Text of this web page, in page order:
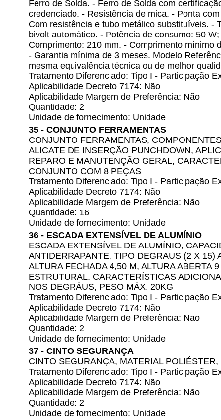
Ferro de Solda. - Ferro de Solda com
credenciado. - Resistência de mica. - Ponta
Com resistência e tubo metálico substituíveis. -
bivolt automático. - Potência de consumo: 50
Comprimento: 210 mm. - Comprimento mínimo
- Garantia mínima de 3 meses. Modelo
mesma equivalência técnica ou de melhor
Tratamento Diferenciado: Tipo I - Participação
Aplicabilidade Decreto 7174: Não
Aplicabilidade Margem de Preferência: Não
Quantidade: 2
Unidade de fornecimento: Unidade
35 - CONJUNTO FERRAMENTAS
CONJUNTO FERRAMENTAS,
ALICATE DE INSERÇÃO PUNCHDOWN,
REPARO E MANUTENÇÃO GERAL,
CONJUNTO COM 8 PEÇAS
Tratamento Diferenciado: Tipo I - Participação
Aplicabilidade Decreto 7174: Não
Aplicabilidade Margem de Preferência: Não
Quantidade: 16
Unidade de fornecimento: Unidade
36 - ESCADA EXTENSÍVEL DE ALUMÍNIO
ESCADA EXTENSÍVEL DE ALUMÍNIO,
ANTIDERRAPANTE, TIPO DEGRAUS (2 X 15)
ALTURA FECHADA 4,50 M, ALTURA ABERTA
ESTRUTURAL, CARACTERÍSTICAS
NOS DEGRÁUS, PESO MÁX. 20KG
Tratamento Diferenciado: Tipo I - Participação
Aplicabilidade Decreto 7174: Não
Aplicabilidade Margem de Preferência: Não
Quantidade: 2
Unidade de fornecimento: Unidade
37 - CINTO SEGURANÇA
CINTO SEGURANÇA, MATERIAL
Tratamento Diferenciado: Tipo I - Participação
Aplicabilidade Decreto 7174: Não
Aplicabilidade Margem de Preferência: Não
Quantidade: 2
Unidade de fornecimento: Unidade